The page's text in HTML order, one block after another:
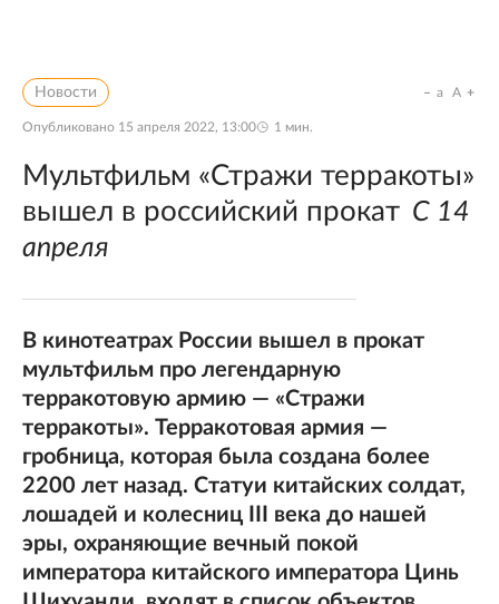
Новости
Опубликовано 15 апреля 2022, 13:00 1 мин.
a A
Мультфильм «Стражи терракоты»
вышел в российский прокат С 14
апреля
В кинотеатрах России вышел в прокат
мультфильм про легендарную
терракотовую армию — «Стражи
терракоты». Терракотовая армия —
гробница, которая была создана более
2200 лет назад. Статуи китайских солдат,
лошадей и колесниц III века до нашей
эры, охраняющие вечный покой
императора китайского императора Цинь